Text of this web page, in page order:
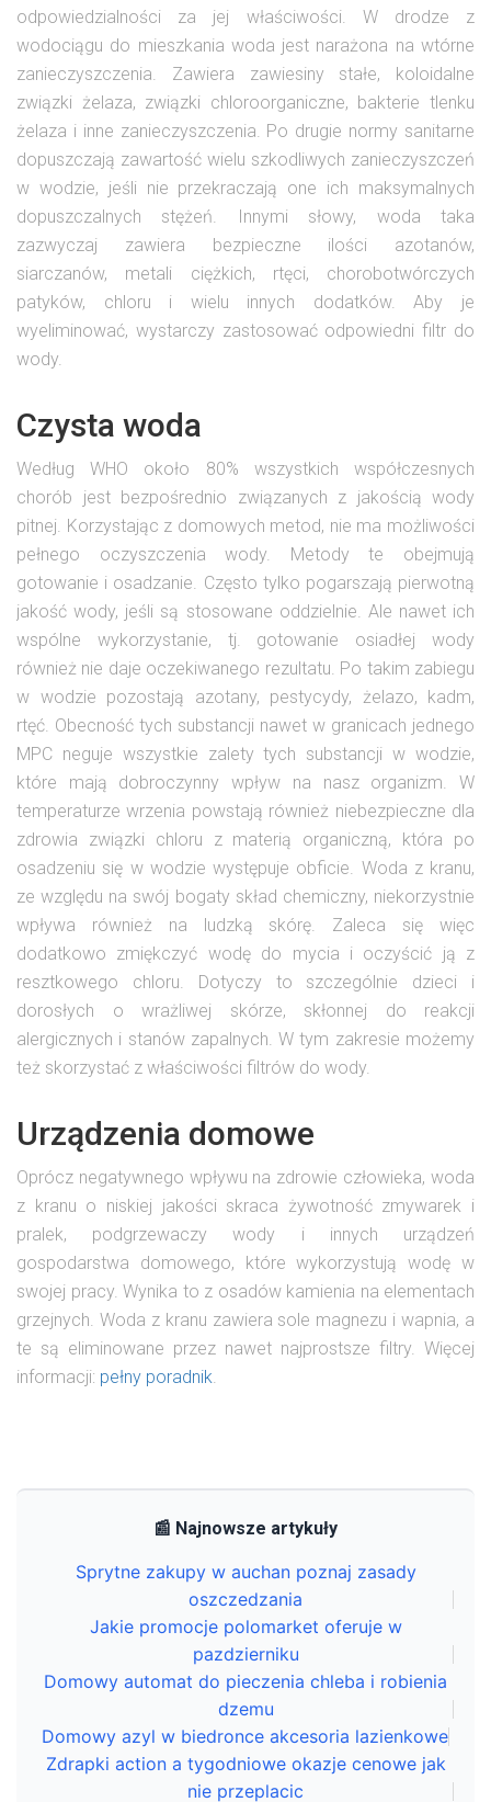
odpowiedzialności za jej właściwości. W drodze z
wodociągu do mieszkania woda jest narażona na wtórne
zanieczyszczenia. Zawiera zawiesiny stałe, koloidalne
związki żelaza, związki chloroorganiczne, bakterie tlenku
żelaza i inne zanieczyszczenia. Po drugie normy sanitarne
dopuszczają zawartość wielu szkodliwych zanieczyszczeń
w wodzie, jeśli nie przekraczają one ich maksymalnych
dopuszczalnych stężeń. Innymi słowy, woda taka
zazwyczaj zawiera bezpieczne ilości azotanów,
siarczanów, metali ciężkich, rtęci, chorobotwórczych
patyków, chloru i wielu innych dodatków. Aby je
wyeliminować, wystarczy zastosować odpowiedni filtr do
wody.
Czysta woda
Według WHO około 80% wszystkich współczesnych
chorób jest bezpośrednio związanych z jakością wody
pitnej. Korzystając z domowych metod, nie ma możliwości
pełnego oczyszczenia wody. Metody te obejmują
gotowanie i osadzanie. Często tylko pogarszają pierwotną
jakość wody, jeśli są stosowane oddzielnie. Ale nawet ich
wspólne wykorzystanie, tj. gotowanie osiadłej wody
również nie daje oczekiwanego rezultatu. Po takim zabiegu
w wodzie pozostają azotany, pestycydy, żelazo, kadm,
rtęć. Obecność tych substancji nawet w granicach jednego
MPC neguje wszystkie zalety tych substancji w wodzie,
które mają dobroczynny wpływ na nasz organizm. W
temperaturze wrzenia powstają również niebezpieczne dla
zdrowia związki chloru z materią organiczną, która po
osadzeniu się w wodzie występuje obficie. Woda z kranu,
ze względu na swój bogaty skład chemiczny, niekorzystnie
wpływa również na ludzką skórę. Zaleca się więc
dodatkowo zmiękczyć wodę do mycia i oczyścić ją z
resztkowego chloru. Dotyczy to szczególnie dzieci i
dorosłych o wrażliwej skórze, skłonnej do reakcji
alergicznych i stanów zapalnych. W tym zakresie możemy
też skorzystać z właściwości filtrów do wody.
Urządzenia domowe
Oprócz negatywnego wpływu na zdrowie człowieka, woda
z kranu o niskiej jakości skraca żywotność zmywarek i
pralek, podgrzewaczy wody i innych urządzeń
gospodarstwa domowego, które wykorzystują wodę w
swojej pracy. Wynika to z osadów kamienia na elementach
grzejnych. Woda z kranu zawiera sole magnezu i wapnia, a
te są eliminowane przez nawet najprostsze filtry. Więcej
informacji: pełny poradnik.
📰 Najnowsze artykuły
Sprytne zakupy w auchan poznaj zasady
oszczedzania
Jakie promocje polomarket oferuje w
pazdzierniku
Domowy automat do pieczenia chleba i robienia
dzemu
Domowy azyl w biedronce akcesoria lazienkowe
Zdrapki action a tygodniowe okazje cenowe jak
nie przeplacic